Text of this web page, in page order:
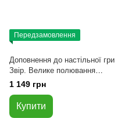
Передзамовлення
Доповнення до настільної гри
Звір. Велике полювання
(Beast: The Great Hunt)
1 149 грн
Купити